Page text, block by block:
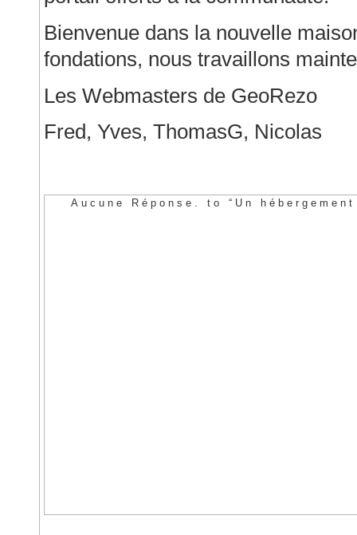
Bienvenue dans la nouvelle
fondations, nous travaillons
Les Webmasters de GeoRezo
Fred, Yves, ThomasG, Nicolas
Aucune Réponse. to “Un